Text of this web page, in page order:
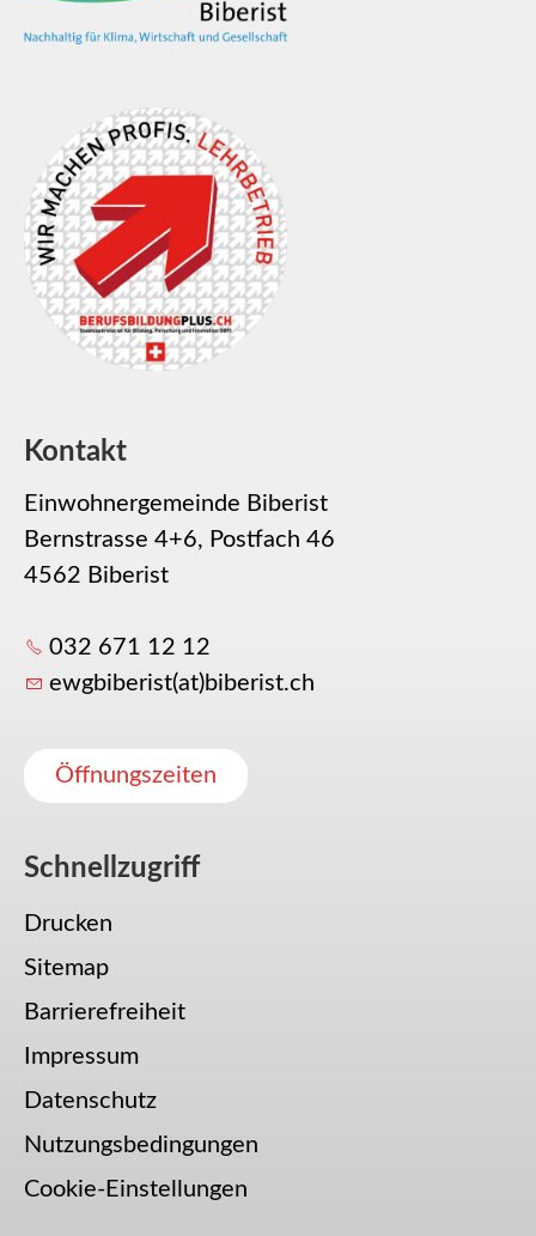
Kontakt
Einwohnergemeinde Biberist
Bernstrasse 4+6, Postfach 46
4562 Biberist
032 671 12 12
ewgbiberist(at)biberist.ch
Öffnungszeiten
Schnellzugriff
Drucken
Sitemap
Barrierefreiheit
Impressum
Datenschutz
Nutzungsbedingungen
Cookie-Einstellungen